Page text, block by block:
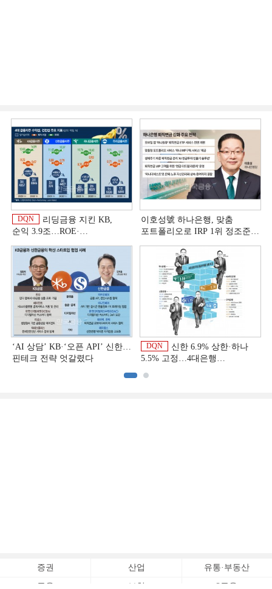
DQN
리딩금융 지킨 KB,
순익 3.9조…ROE·
상반기 금융 리그테이블]
이호성號 하나은행, 맞춤
포트폴리오로 IRP 1위 정조준
‘AI 상담’ KB·‘오픈 API’ 신한…
핀테크 전략 엇갈렸다
DQN
신한 6.9% 상한·하나
5.5% 고정…4대은행
증권 산업 유통·부동산
금융 보험 2금융